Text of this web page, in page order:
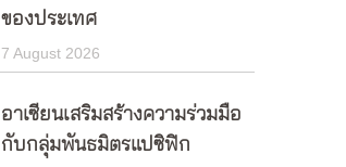
ของประเทศ
7 August 2026
อาเซียนเสริมสร้างความร่วมมือ
กับกลุ่มพันธมิตรแปซิฟิก